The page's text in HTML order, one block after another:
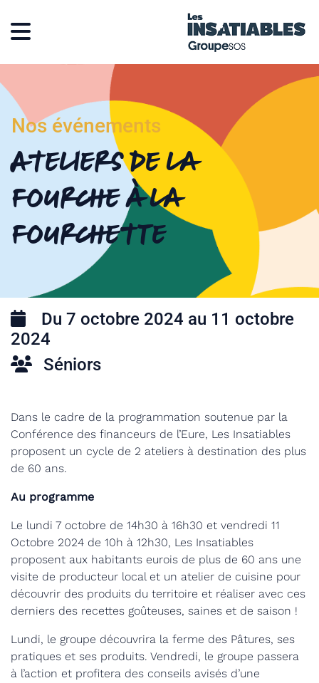
Nos événements
Ateliers de la
fourche à la
fourchette
Du 7 octobre 2024 au 11 octobre
2024
Séniors
Dans le cadre de la programmation soutenue par la
Conférence des financeurs de l’Eure, Les Insatiables
proposent un cycle de 2 ateliers à destination des plus
de 60 ans.
Au programme
Le lundi 7 octobre de 14h30 à 16h30 et vendredi 11
Octobre 2024 de 10h à 12h30, Les Insatiables
proposent aux habitants eurois de plus de 60 ans une
visite de producteur local et un atelier de cuisine pour
découvrir des produits du territoire et réaliser avec ces
derniers des recettes goûteuses, saines et de saison !
Lundi, le groupe découvrira la ferme des Pâtures, ses
pratiques et ses produits. Vendredi, le groupe passera
à l’action et profitera des conseils avisés d’une